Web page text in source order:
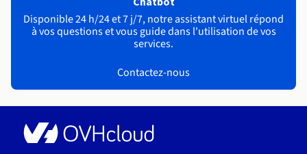
Disponible 24 h/24 et 7 j/7, notre assistant virtuel répond
à vos questions et vous guide dans l'utilisation de vos
services.
Contactez-nous